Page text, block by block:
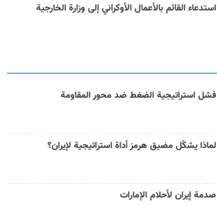
استدعاء القائم بالأعمال الأوكراني إلى وزارة الخارجية
فشل استراتيجية الضغط ضد محور المقاومة
لماذا يشكّل مضيق هرمز أداة استراتيجية لإيران؟
صدمة إيران لأحلام الإمارات